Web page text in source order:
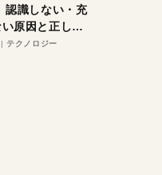
認識しない・充
原因と正しい
テクノロジー